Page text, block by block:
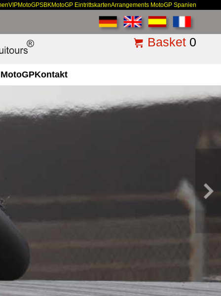
VIPMotoGPSBKMotoGP EintrittskartenArrangements MotoGP Spanien
Basket 0
Kontakt